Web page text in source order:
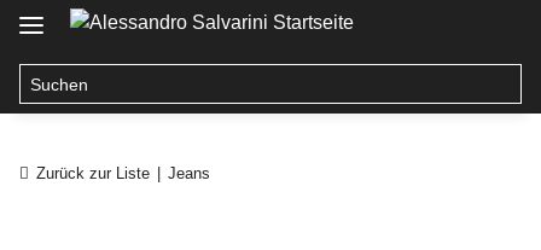
Zurück zur Liste Jeans